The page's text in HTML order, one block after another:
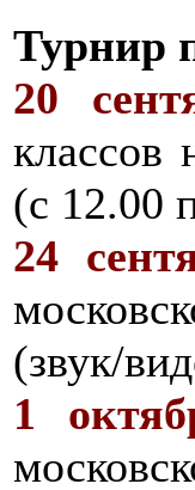
Турнир
20
классов
(с 12.00
24
(звук/
1